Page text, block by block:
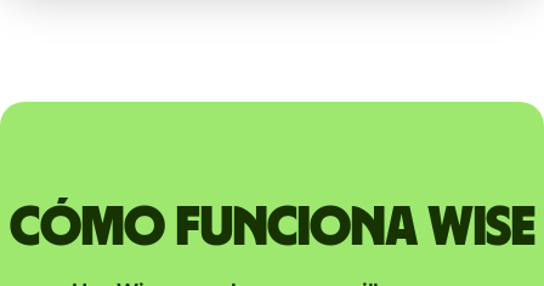
Cómo funciona Wise